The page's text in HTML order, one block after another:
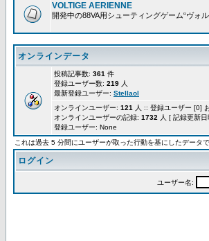
VOLTIGE AERIENNE
開発中の88VA用シューティングゲーム“ヴォ
オンラインデータ
投稿記事数: 361 件
登録ユーザー数: 219 人
最新登録ユーザー: Stellaol
オンラインユーザー: 121
人 :: 登録ユーザー [0]
オンラインユーザーの記録: 1732 人 [ 記録更新
登録ユーザー: None
これは過去 5 分間にユーザーが取った行動を基にしたデータ
ログイン
ユーザー名: